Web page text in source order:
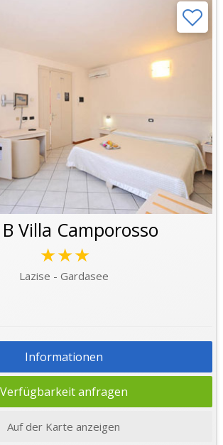
Villa Camporosso
★★★
Lazise - Gardasee
Informationen
Verfügbarkeit anfragen
Auf der Karte anzeigen